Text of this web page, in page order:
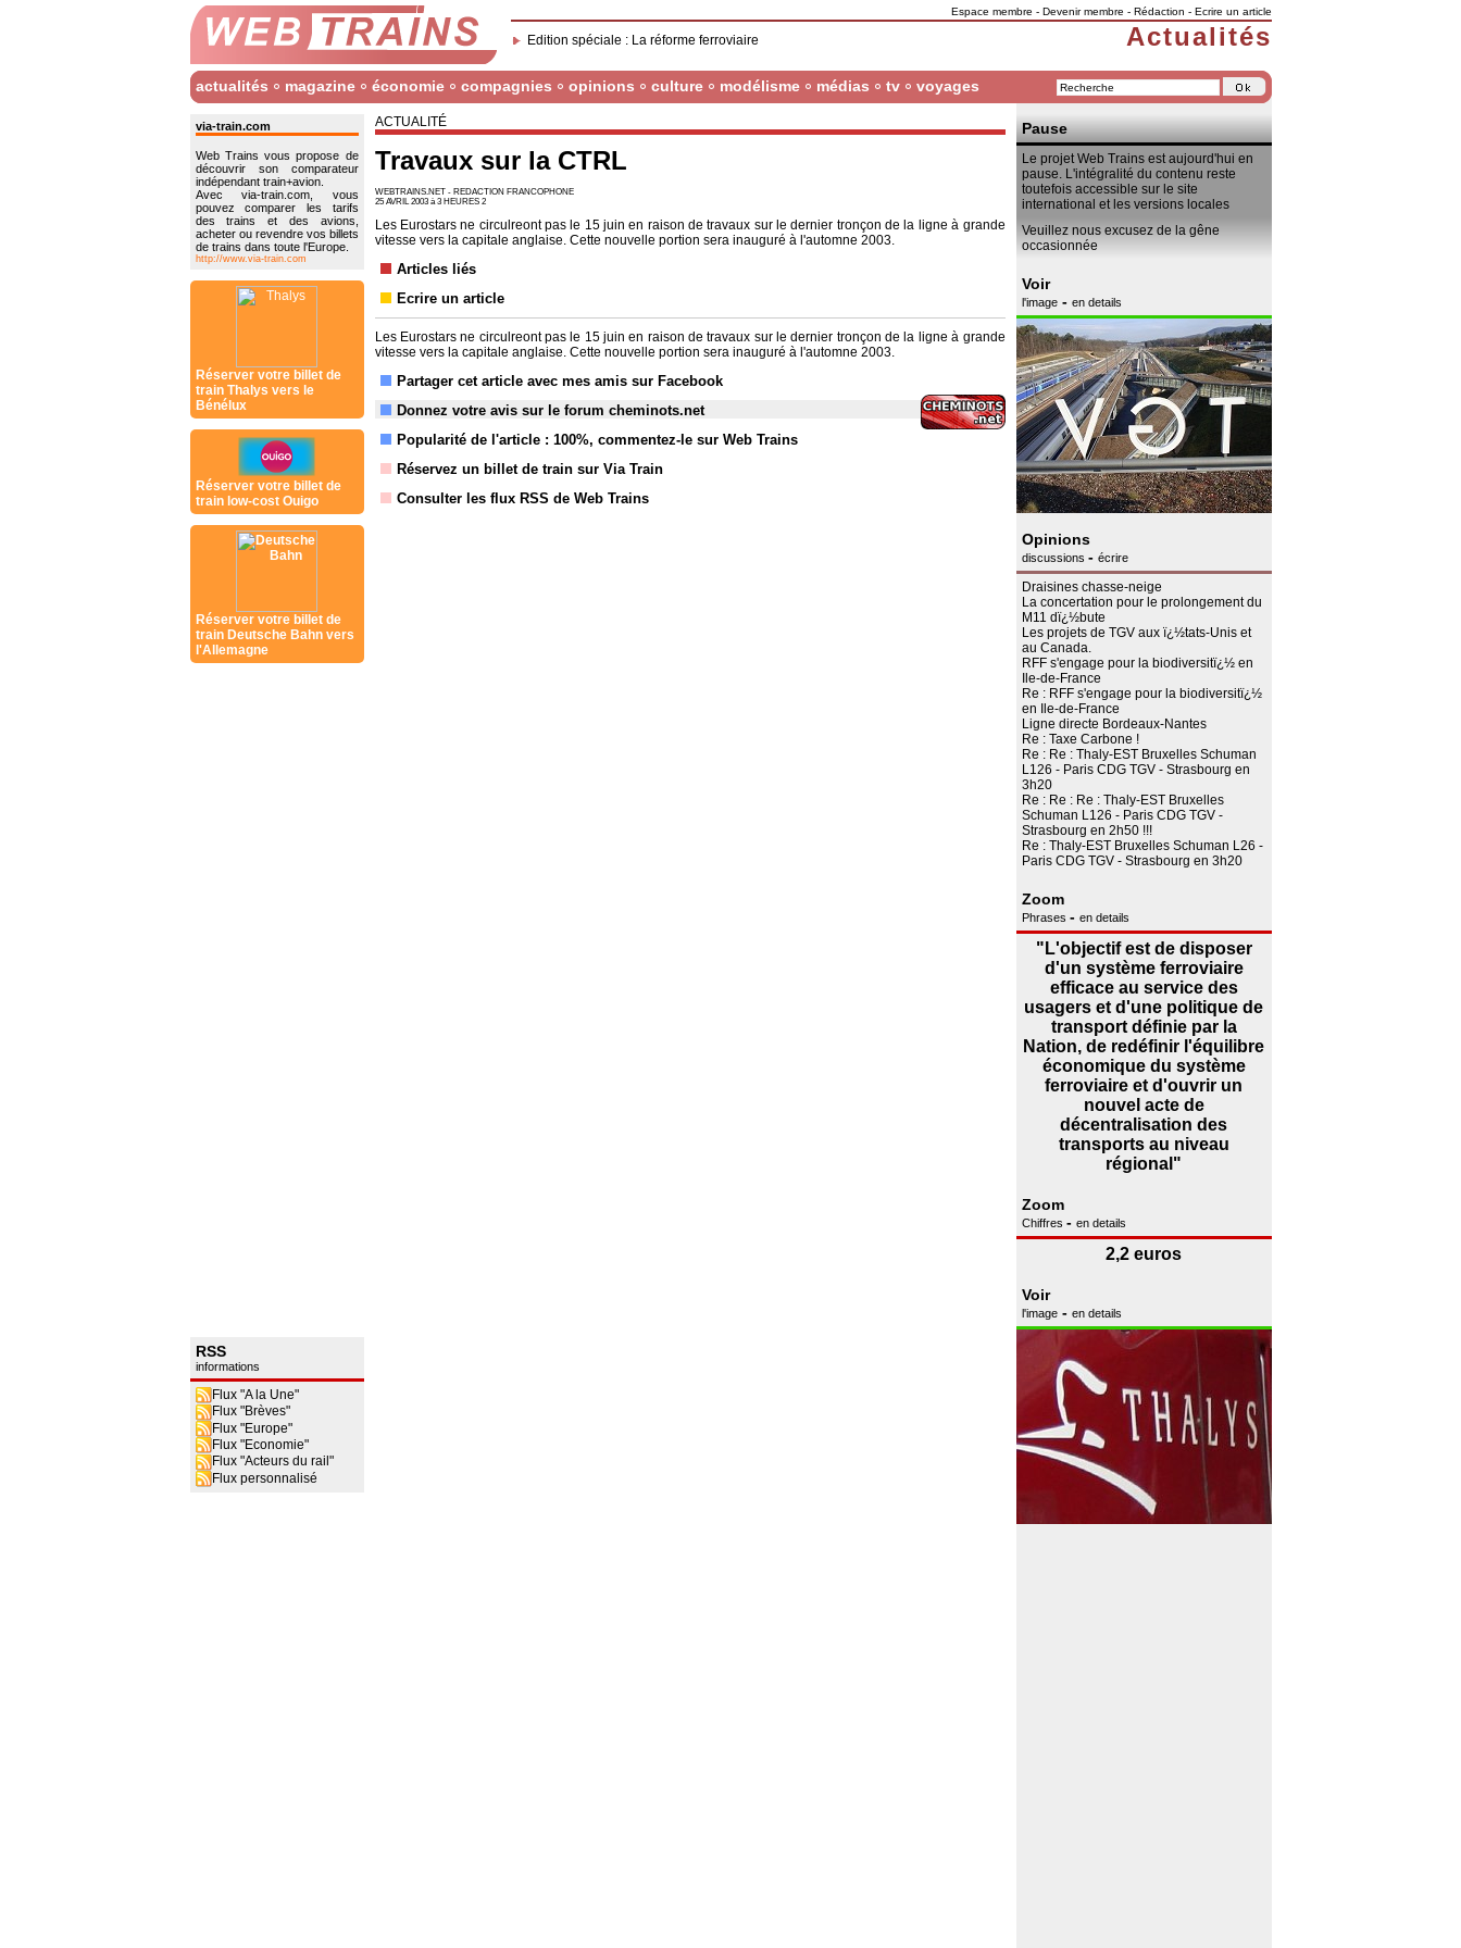
Espace membre - Devenir membre - Rédaction - Ecrire un article
Edition spéciale : La réforme ferroviaire Actualités
actualités magazine économie compagnies opinions culture modélisme médias tv voyages
via-train.com
Web Trains vous propose de
découvrir son comparateur
indépendant train+avion.
Avec via-train.com, vous
pouvez comparer les tarifs
des trains et des avions,
acheter ou revendre vos billets
de trains dans toute l'Europe.
http://www.via-train.com
Réserver votre billet de
train Thalys vers le
Bénélux
Réserver votre billet de
train low-cost Ouigo
Réserver votre billet de
train Deutsche Bahn vers
l'Allemagne
RSS
informations
Flux "A la Une"
Flux "Brèves"
Flux "Europe"
Flux "Economie"
Flux "Acteurs du rail"
Flux personnalisé
ACTUALITÉ
Travaux sur la CTRL
WEBTRAINS.NET - REDACTION FRANCOPHONE
25 AVRIL 2003 à 3 HEURES 2
Les Eurostars ne circulreont pas le 15 juin en raison de travaux sur le dernier tronçon de la ligne à grande
vitesse vers la capitale anglaise. Cette nouvelle portion sera inauguré à l'automne 2003.
Articles liés
Ecrire un article
Les Eurostars ne circulreont pas le 15 juin en raison de travaux sur le dernier tronçon de la ligne à grande
vitesse vers la capitale anglaise. Cette nouvelle portion sera inauguré à l'automne 2003.
Partager cet article avec mes amis sur Facebook
Donnez votre avis sur le forum cheminots.net
Popularité de l'article : 100%, commentez-le sur Web Trains
Réservez un billet de train sur Via Train
Consulter les flux RSS de Web Trains
Pause
Le projet Web Trains est aujourd'hui en
pause. L'intégralité du contenu reste
toutefois accessible sur le site
international et les versions locales
Veuillez nous excusez de la gêne
occasionnée
Voir
l'image- en details
Opinions
discussions - écrire
Draisines chasse-neige
La concertation pour le prolongement du
M11 dï¿½bute
Les projets de TGV aux ï¿½tats-Unis et
au Canada.
RFF s'engage pour la biodiversitï¿½ en
Ile-de-France
Re : RFF s'engage pour la biodiversitï¿½
en Ile-de-France
Ligne directe Bordeaux-Nantes
Re : Taxe Carbone !
Re : Re : Thaly-EST Bruxelles Schuman
L126 - Paris CDG TGV - Strasbourg en
3h20
Re : Re : Re : Thaly-EST Bruxelles
Schuman L126 - Paris CDG TGV -
Strasbourg en 2h50 !!!
Re : Thaly-EST Bruxelles Schuman L26 -
Paris CDG TGV - Strasbourg en 3h20
Zoom
Phrases - en details
"L'objectif est de disposer
d'un système ferroviaire
efficace au service des
usagers et d'une politique de
transport définie par la
Nation, de redéfinir l'équilibre
économique du système
ferroviaire et d'ouvrir un
nouvel acte de
décentralisation des
transports au niveau
régional"
Zoom
Chiffres - en details
2,2 euros
Voir
l'image- en details